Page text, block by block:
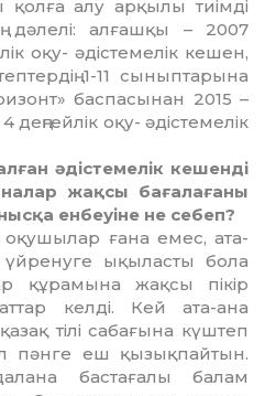
қолға алу арқылы тиімді
дәлелі: алғашқы – 2007
оқу- әдістемелік кешен,
1-11 сыныптарына
баспасынан 2015 –
оқу- әдістемелік
әдіс­темелік кешенді
жақсы бағалағаны
енбеуіне не себеп?
ғана емес, ата-
үйренуге ықыласты бола
құрамына жақсы пікір
келді. Кей ата-ана
тілі сабағына күштеп
пәнге еш қызықпай­тын.
бас­та­ғалы балам